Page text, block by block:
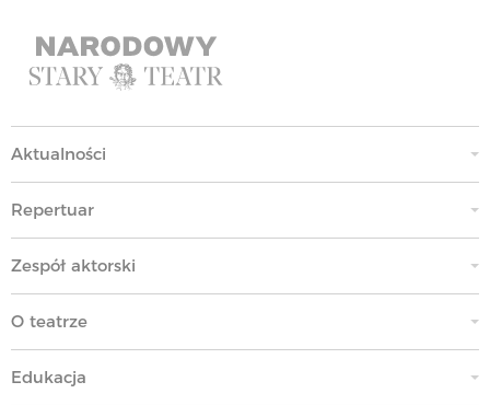
Aktualności
Repertuar
Zespół aktorski
O teatrze
Edukacja